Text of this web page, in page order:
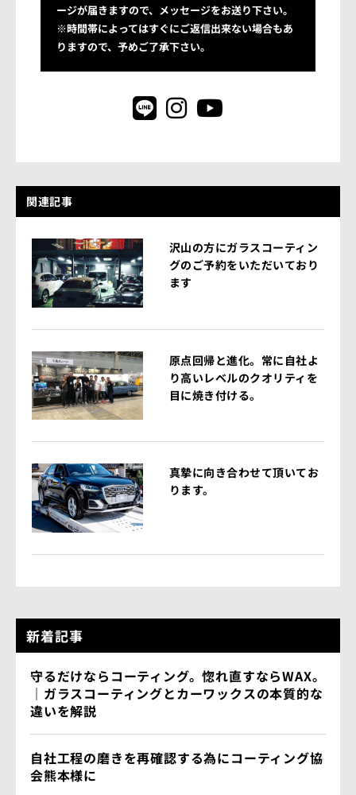
ージが届きますので、メッセージをお送り下さい。
※時間帯によってはすぐにご返信出来ない場合もあ
りますので、予めご了承下さい。
関連記事
沢山の方にガラスコーティン
グのご予約をいただいており
ます
原点回帰と進化。常に自社よ
り高いレベルのクオリティを
目に焼き付ける。
真摯に向き合わせて頂いてお
ります。
新着記事
守るだけならコーティング。惚れ直すならWAX。
｜ガラスコーティングとカーワックスの本質的な
違いを解説
自社工程の磨きを再確認する為にコーティング協
会熊本様に